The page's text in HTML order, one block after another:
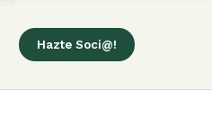
Hazte Soci@!